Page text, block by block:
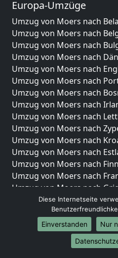
Europa-Umzüge
Umzug von Moers nach
Umzug von Moers nach
Umzug von Moers nach
Umzug von Moers nach
Umzug von Moers nach
Umzug von Moers nach
Umzug von Moers nach
Umzug von Moers nach
Umzug von Moers nach
Umzug von Moers nach
Umzug von Moers nach
Umzug von Moers nach
Umzug von Moers nach
Umzug von Moers nach
Umzug von Moers nach
Umzug von Moers nach
Umzug von Moers nach
Umzug von Moers nach
Umzug von Moers nach
Umzug von Moers nach
Diese Internetseite
Einverstanden
Nur